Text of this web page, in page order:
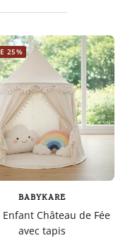
25%
BABYKARE
Château de Fée
avec tapis